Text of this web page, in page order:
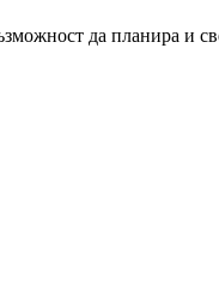
да планира и